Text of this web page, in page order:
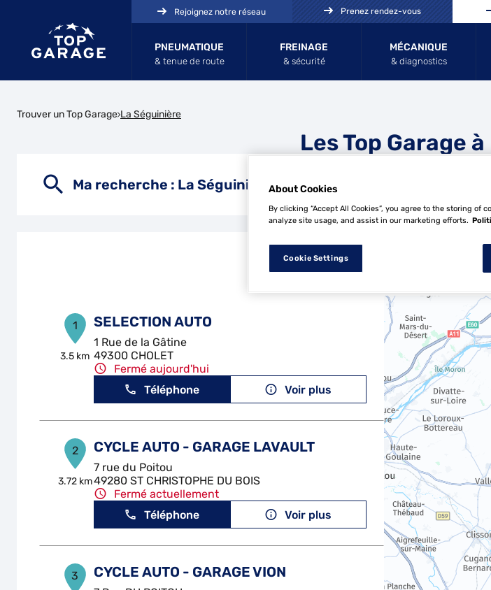
PNEUMATIQUE
& tenue de route
FREINAGE
& sécurité
MÉCANIQUE
& diagnostics
Rejoignez notre réseau Prenez rendez-vous
Trouver un Top Garage La Séguinière
Les Top Garage
Ma recherche : La Séguinière
15 Top Garage à
1
3.5 km
SELECTION AUTO
1 Rue de la Gâtine
49300 CHOLET
Fermé aujourd'hui
Téléphone
Voir plus
2
3.72 km
CYCLE AUTO - GARAGE LAVAULT
7 rue du Poitou
49280 ST CHRISTOPHE DU BOIS
Fermé actuellement
Téléphone
Voir plus
3 CYCLE AUTO - GARAGE VION
About Cookies
By clicking “Accept All Cookies”, you agree to the storing of
analyze site usage, and assist in our marketing efforts.
Cookie Settings